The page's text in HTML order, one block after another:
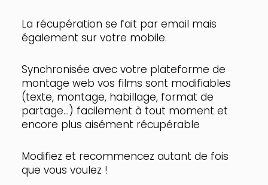
La récupération se fait par email mais
également sur votre mobile.
Synchronisée avec votre plateforme de
montage web vos films sont modifiables
(texte, montage, habillage, format de
partage…) facilement à tout moment et
encore plus aisément récupérable
Modifiez et recommencez autant de fois
que vous voulez !